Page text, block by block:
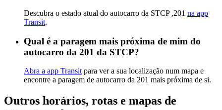
Descubra o estado atual do autocarro da STCP ,201 na app
Transit.
Qual é a paragem mais próxima de mim do
autocarro da 201 da STCP?
Abra a app Transit para ver a sua localização num mapa e
encontre a paragem de autocarro da 201 mais próxima de si.
Outros horários, rotas e mapas de